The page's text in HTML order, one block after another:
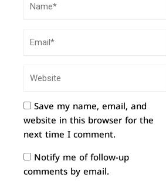
Save my name, email, and
website in this browser for the
next time I comment.
Notify me of follow-up
comments by email.